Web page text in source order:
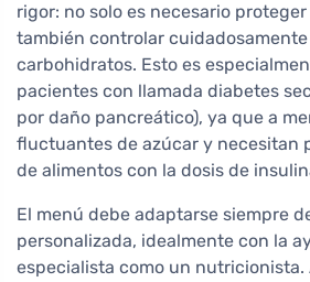
rigor: no solo es necesario
también controlar
carbohidratos. Esto es
pacientes con llamada diabetes
por daño pancreático), ya que a
fluctuantes de azúcar y necesitan
de alimentos con la dosis de
El menú debe adaptarse siempre
personalizada, idealmente con la
especialista como un nutricionista.